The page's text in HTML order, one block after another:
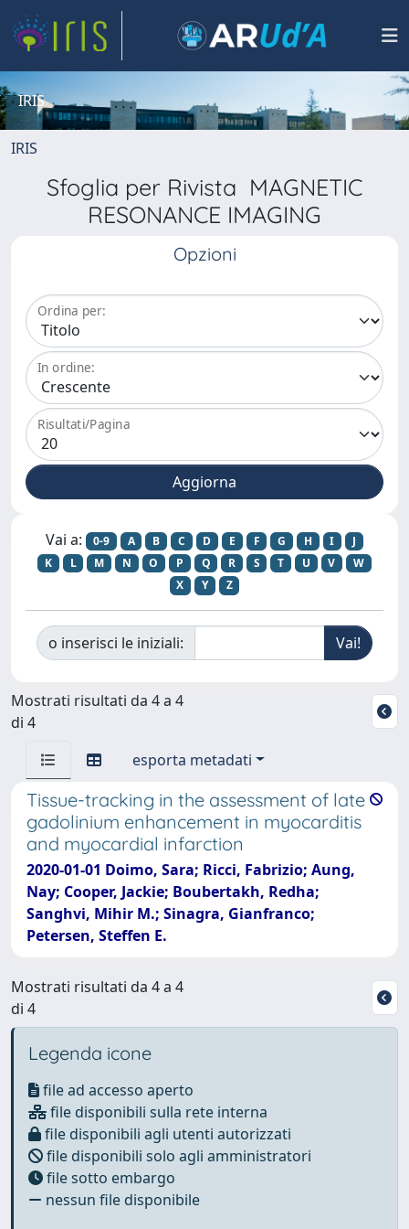
IRIS
IRIS
Sfoglia per Rivista MAGNETIC
RESONANCE IMAGING
Opzioni
Ordina per:
In ordine:
Risultati/Pagina
Vai a: 0-9 A B C D E F G H I
J
K
L M N O P Q R S T U V
W
X
Y Z
o inserisci le iniziali:
Mostrati risultati da 4 a 4
di 4
esporta metadati
Tissue-tracking in the assessment of late
gadolinium enhancement in myocarditis
and myocardial infarction
2020-01-01 Doimo, Sara; Ricci, Fabrizio; Aung,
Nay; Cooper, Jackie; Boubertakh, Redha;
Sanghvi, Mihir M.; Sinagra, Gianfranco;
Petersen, Steffen E.
Mostrati risultati da 4 a 4
di 4
Legenda icone
file ad accesso aperto
file disponibili sulla rete interna
file disponibili agli utenti autorizzati
file disponibili solo agli amministratori
file sotto embargo
nessun file disponibile